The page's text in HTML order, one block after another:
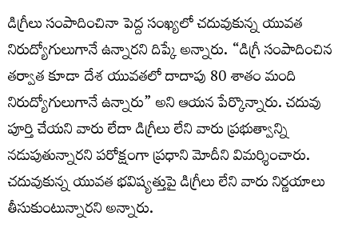
డిగ్రీలు సంపాదించినా పెద్ద సంఖ్యలో చదువుకున్న యువత
నిరుద్యోగులుగానే ఉన్నారని దిప్కే అన్నారు. “డిగ్రీ సంపాదించిన
తర్వాత కూడా దేశ యువతలో దాదాపు 80 శాతం మంది
నిరుద్యోగులుగానే ఉన్నారు” అని ఆయన పేర్కొన్నారు. చదువు
పూర్తి చేయని వారు లేదా డిగ్రీలు లేని వారు ప్రభుత్వాన్ని
నడుపుతున్నారని పరోక్షంగా ప్రధాని మోదీని విమర్శించారు.
చదువుకున్న యువత భవిష్యత్తుపై డిగ్రీలు లేని వారు నిర్ణయాలు
తీసుకుంటున్నారని అన్నారు.